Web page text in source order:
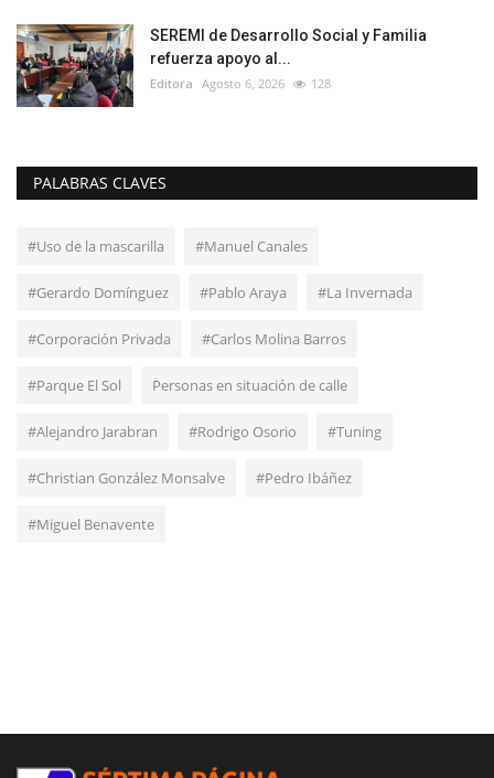
SEREMI de Desarrollo Social y Familia
refuerza apoyo al...
Editora Agosto 6, 2026 128
PALABRAS CLAVES
#Uso de la mascarilla #Manuel Canales
#Gerardo Domínguez #Pablo Araya #La Invernada
#Corporación Privada #Carlos Molina Barros
#Parque El Sol Personas en situación de calle
#Alejandro Jarabran #Rodrigo Osorio #Tuning
#Christian González Monsalve #Pedro Ibáñez
#Miguel Benavente